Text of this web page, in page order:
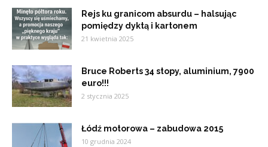
Rejs ku granicom absurdu – halsując
pomiędzy dyktą i kartonem
21 kwietnia 2025
Bruce Roberts 34 stopy, aluminium, 7900
euro!!!
2 stycznia 2025
Łódź motorowa – zabudowa 2015
10 grudnia 2024